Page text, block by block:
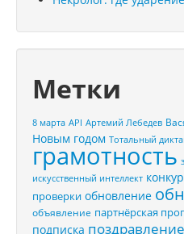
Метки
8 марта API Артемий Лебедев
Новым годом Тотальный
грамотность
искусственный интеллект
проверки обновление
объявление партнёрская
подписка поздравление